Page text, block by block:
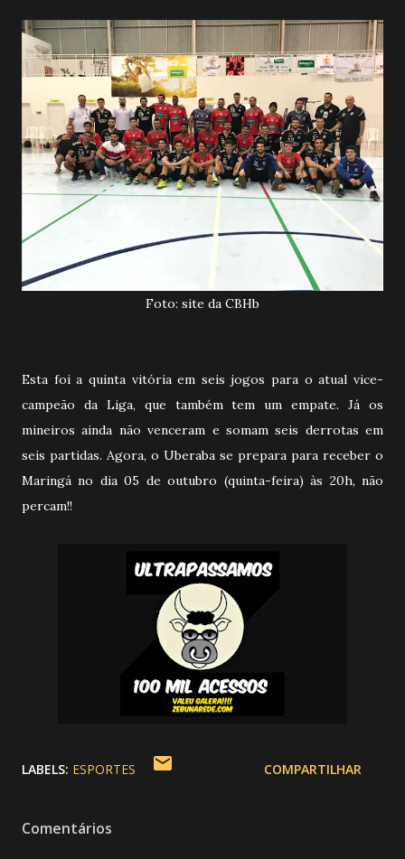
Foto: site da CBHb
Esta foi a quinta vitória em seis jogos para o atual vice-
campeão da Liga, que também tem um empate. Já os
mineiros ainda não venceram e somam seis derrotas em
seis partidas. Agora, o Uberaba se prepara para receber o
Maringá no dia 05 de outubro (quinta-feira) às 20h, não
percam!!
LABELS: ESPORTES COMPARTILHAR
Comentários